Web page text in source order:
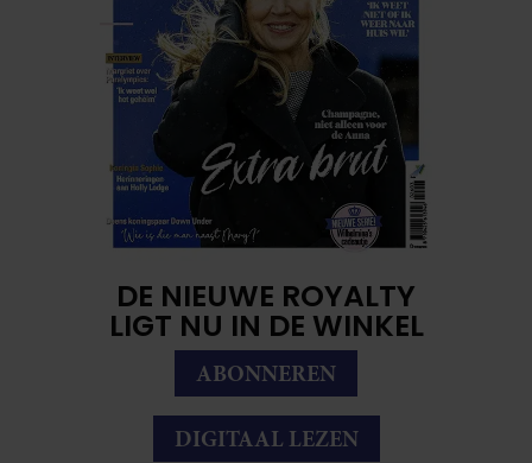
DE NIEUWE ROYALTY
LIGT NU IN DE WINKEL
ABONNEREN
DIGITAAL LEZEN